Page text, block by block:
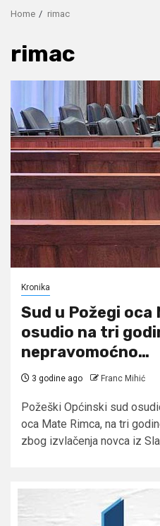
Home rimac
rimac
Kronika
Sud u Požegi oca
osudio na tri
nepravomoćno…
3 godine ago Franc Mihić
Požeški Općinski sud
oca Mate Rimca, na tri
zbog izvlačenja novca iz